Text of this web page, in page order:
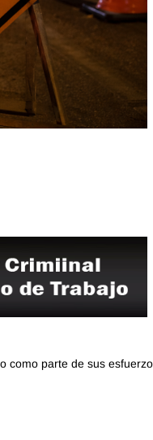
como parte de sus